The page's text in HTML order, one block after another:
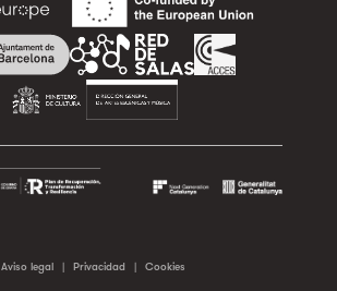
Aviso legal | Privacidad | Cookies